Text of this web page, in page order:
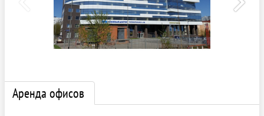
Аренда офисов